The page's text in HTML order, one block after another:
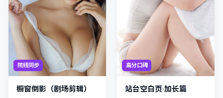
院线同步
橱窗倒影（剧场剪辑）
高分口碑
站台空白页·加长篇